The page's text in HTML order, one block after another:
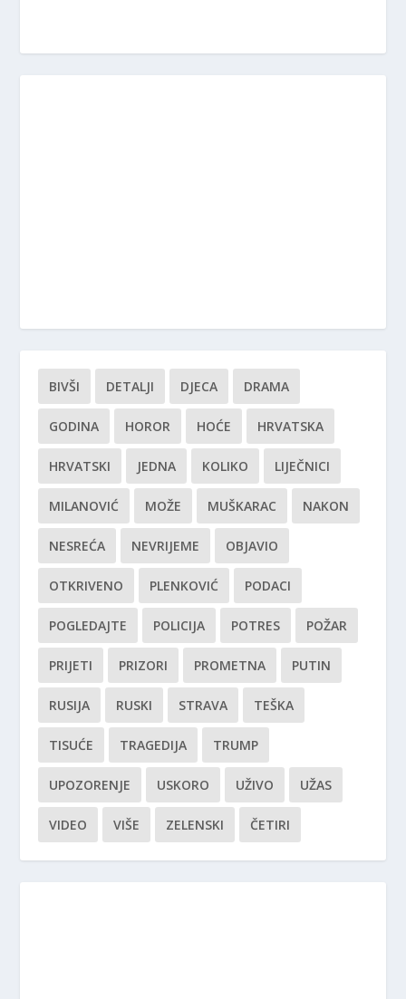
BIVŠI DETALJI DJECA DRAMA
GODINA HOROR HOĆE HRVATSKA
HRVATSKI JEDNA KOLIKO LIJEČNICI
MILANOVIĆ MOŽE MUŠKARAC NAKON
NESREĆA NEVRIJEME OBJAVIO
OTKRIVENO PLENKOVIĆ PODACI
POGLEDAJTE POLICIJA POTRES POŽAR
PRIJETI PRIZORI PROMETNA PUTIN
RUSIJA RUSKI STRAVA TEŠKA
TISUĆE TRAGEDIJA TRUMP
UPOZORENJE USKORO UŽIVO UŽAS
VIDEO VIŠE ZELENSKI ČETIRI